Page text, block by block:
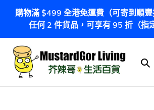
容
購物滿 $499 全港免運費（可寄到順
任何 2 件貨品，可享有 95 折（指